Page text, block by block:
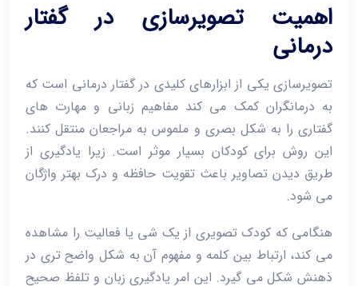
اهمیت تصویرسازی در گفتار
درمانی
تصویرسازی یکی از ابزارهای کلیدی در گفتار درمانی است که
به درمانگران کمک می ‌کند مفاهیم زبانی و مهارت‌ های
گفتاری را به شکل بصری و ملموس به مراجعان منتقل کنند.
این روش برای کودکان بسیار موثر است. زیرا یادگیری از
طریق دیدن تصاویر باعث تقویت حافظه و درک بهتر واژگان
می ‌شود.
هنگامی که کودک تصویری از یک شی یا فعالیت را مشاهده
می‌ کند، ارتباط بین کلمه و مفهوم آن به شکل واضح ‌تری در
ذهنش شکل می ‌گیرد. این امر یادگیری زبان و تلفظ صحیح